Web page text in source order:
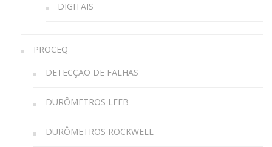
DIGITAIS
PROCEQ
DETECÇÃO DE FALHAS
DURÔMETROS LEEB
DURÔMETROS ROCKWELL